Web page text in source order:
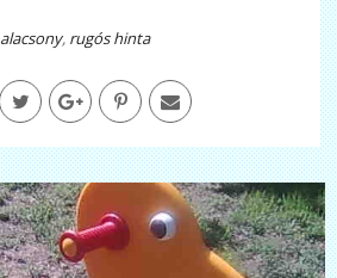
alacsony, rugós hinta